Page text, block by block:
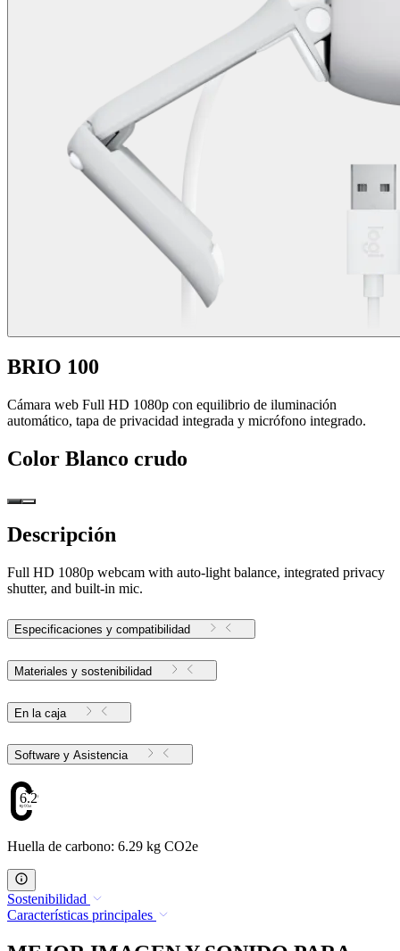
BRIO 100
Cámara web Full HD 1080p con equilibrio de iluminación
automático, tapa de privacidad integrada y micrófono integrado.
Color Blanco crudo
Descripción
Full HD 1080p webcam with auto-light balance, integrated privacy
shutter, and built-in mic.
Especificaciones y compatibilidad
Materiales y sostenibilidad
En la caja
Software y Asistencia
6.29
Huella de carbono: 6.29 kg CO2e
Sostenibilidad
Características principales